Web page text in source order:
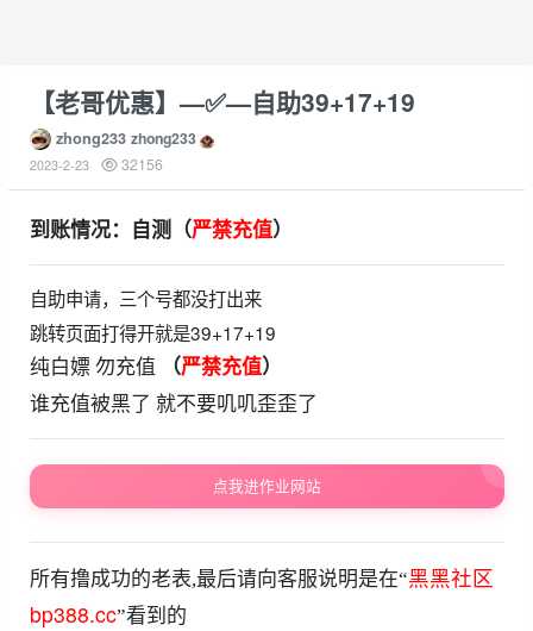
【老哥优惠】—✅—自助39+17+19
zhong233 zhong233
2023-2-23 32156
到账情况：自测（严禁充值）
自助申请，三个号都没打出来
跳转页面打得开就是39+17+19
纯白嫖 勿充值 （严禁充值）
谁充值被黑了 就不要叽叽歪歪了
点我进作业网站
所有撸成功的老表,最后请向客服说明是在“黑黑社区
bp388.cc”看到的